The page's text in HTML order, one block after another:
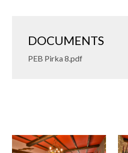
DOCUMENTS
PEB Pirka 8.pdf